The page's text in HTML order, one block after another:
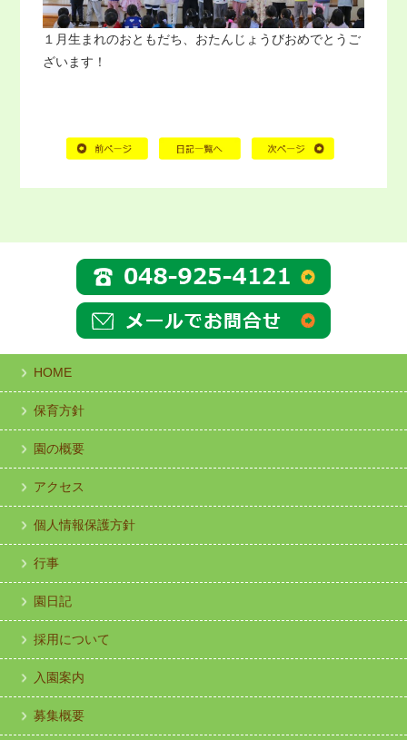
１月生まれのおともだち、おたんじょうびおめでとうご
ざいます！
HOME
保育方針
園の概要
アクセス
個人情報保護方針
行事
園日記
採用について
入園案内
募集概要